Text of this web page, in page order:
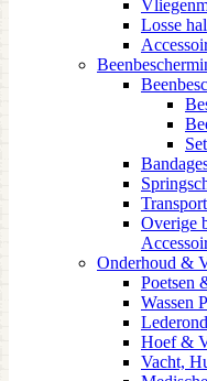
Losse
Overige
Onderhoud &
Poetsen
Wassen
Hoef &
Vacht,